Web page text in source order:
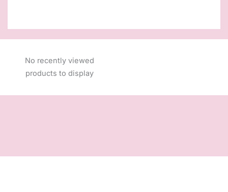
No recently viewed
products to display